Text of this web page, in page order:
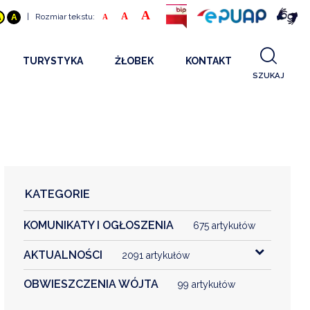
A | Rozmiar tekstu: A A A
TURYSTYKA ŻŁOBEK
KONTAKT
KONTAKT
SZUKAJ
KATEGORIE
KOMUNIKATY I OGŁOSZENIA 675 artykułów
AKTUALNOŚCI 2091 artykułów
OBWIESZCZENIA WÓJTA 99 artykułów